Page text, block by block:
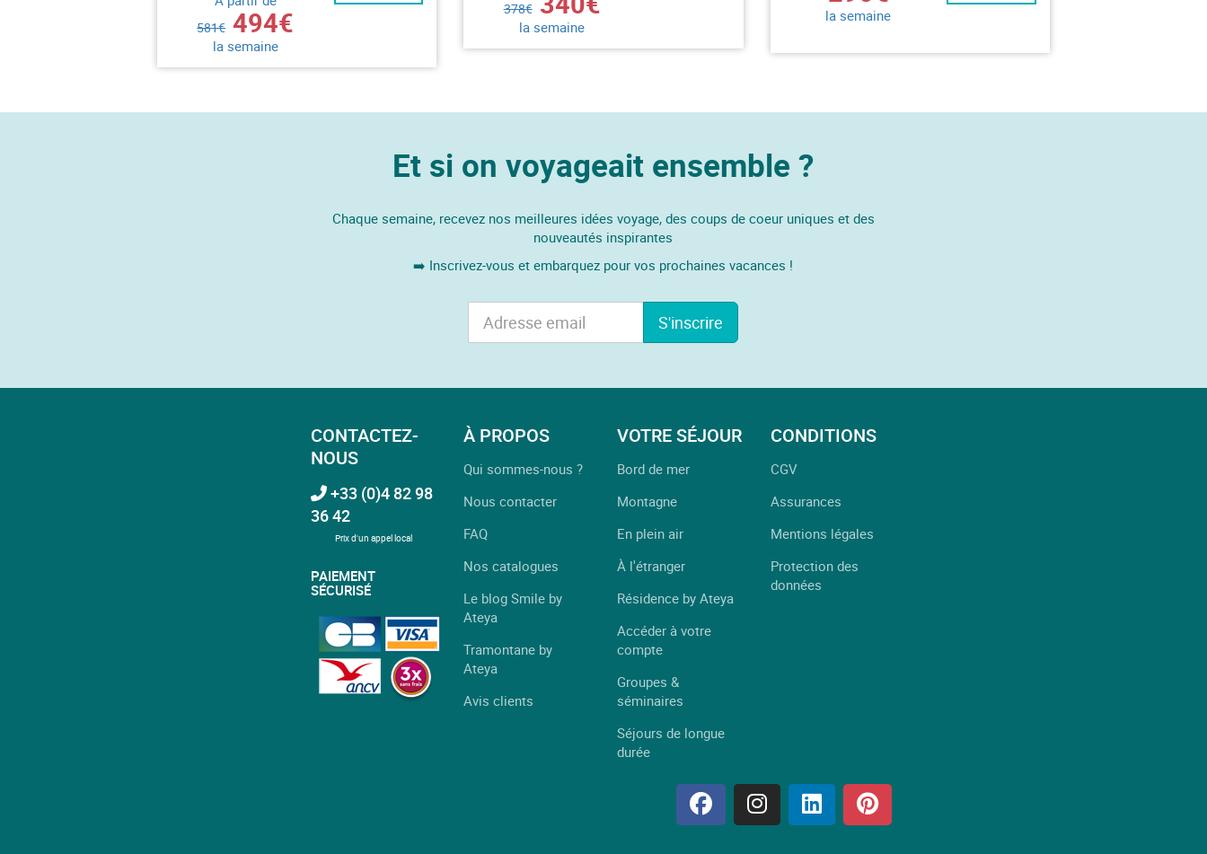
581€ 494€
la semaine
378€
la semaine
la semaine
Et si on voyageait ensemble ?
Chaque semaine, recevez nos meilleures idées voyage, des coups de coeur uniques et des
nouveautés inspirantes
➡️ Inscrivez-vous et embarquez pour vos prochaines vacances !
S'inscrire
CONTACTEZ-
NOUS
+33 (0)4 82 98
36 42
Prix d'un appel local
PAIEMENT
SÉCURISÉ
À PROPOS
Qui sommes-nous ?
Nous contacter
FAQ
Nos catalogues
Le blog Smile by
Ateya
Tramontane by
Ateya
Avis clients
VOTRE SÉJOUR
Bord de mer
Montagne
En plein air
À l'étranger
Résidence by Ateya
Accéder à votre
compte
Groupes &
séminaires
Séjours de longue
durée
CONDITIONS
CGV
Assurances
Mentions légales
Protection des
données